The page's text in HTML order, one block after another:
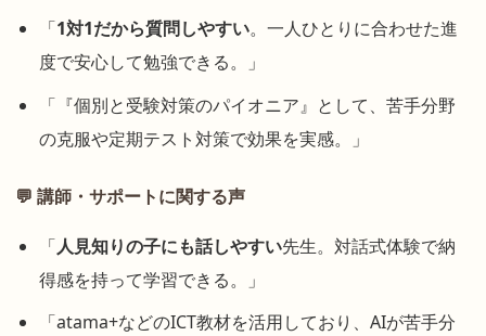
「1対1だから質問しやすい。一人ひとりに合わせた進
度で安心して勉強できる。」
「『個別と受験対策のパイオニア』として、苦手分野
の克服や定期テスト対策で効果を実感。」
💬 講師・サポートに関する声
「人見知りの子にも話しやすい先生。対話式体験で納
得感を持って学習できる。」
「atama+などのICT教材を活用しており、AIが苦手分